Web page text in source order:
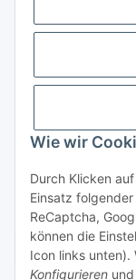
Wie wir
Durch Klicken
Einsatz
ReCaptcha,
können die
Icon links unten).
Konfigurieren
Widerrufsbutton
* Alle Preise inkl.